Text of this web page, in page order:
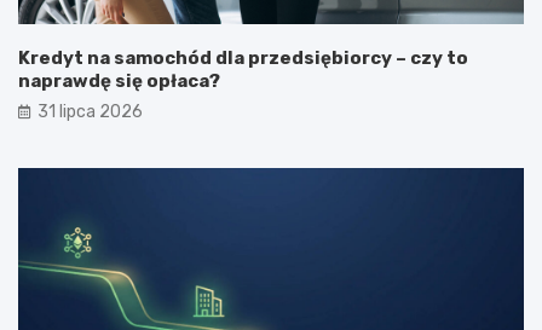
Kredyt na samochód dla przedsiębiorcy – czy to
naprawdę się opłaca?
31 lipca 2026